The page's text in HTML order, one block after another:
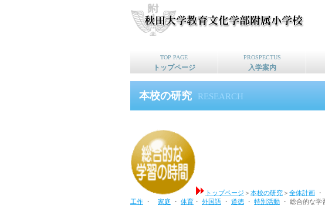
本校の研究 RESEARCH
トップページ ＞ 本校の研究 ＞ 全体計画 ・
工作 ・ 家庭 ・ 体育 ・ 外国語 ・ 道徳 ・ 特別活動 ・ 総合的な学
TOP PAGE
トップページ
PROSPECTUS
入学案内